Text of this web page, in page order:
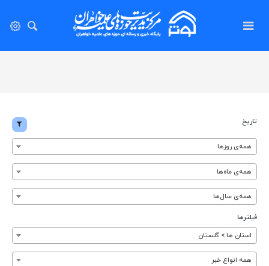
تاریخ
همه‌ی روزها
همه‌ی ماه‌ها
همه‌ی سال‌ها
فیلترها
استان ها > گلستان
همه انواع خبر